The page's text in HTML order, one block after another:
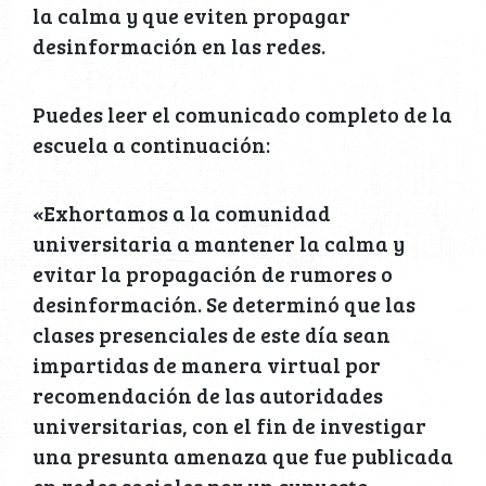
la calma y que eviten propagar
desinformación en las redes.
Puedes leer el comunicado completo de la
escuela a continuación:
«Exhortamos a la comunidad
universitaria a mantener la calma y
evitar la propagación de rumores o
desinformación. Se determinó que las
clases presenciales de este día sean
impartidas de manera virtual por
recomendación de las autoridades
universitarias, con el fin de investigar
una presunta amenaza que fue publicada